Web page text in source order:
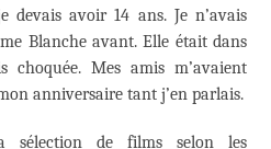
devais avoir 14 ans. Je n’avais
Blanche avant. Elle était dans
choquée. Mes amis m’avaient
anniversaire tant j’en parlais.
sélection de films selon les